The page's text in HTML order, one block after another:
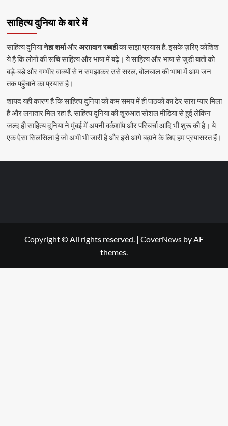
साहित्य दुनिया के बारे में
साहित्य दुनियानेहा शर्माऔरअरग़वान रब्बहीका साझा प्रयास है. इसके ज़रिए कोशिश
ये है कि लोगों की रूचि साहित्य और भाषा में बढ़े। ये साहित्य और भाषा से जुड़ी बातों को
बड़े-बड़े और गम्भीर वाक्यों से न समझाकर उसे सरल, बोलचाल की भाषा में आम जन
तक पहुँचाने का प्रयास है।
शायद यही कारण है कि साहित्य दुनिया को कम समय में ही पाठकों का ढेर सारा प्यार मिला
है और लगातार मिल रहा है. साहित्य दुनिया की शुरुआत सोशल मीडिया से हुई लेकिन
जल्द ही साहित्य दुनिया ने मुंबई में अपनी वर्कशॉप और परिचर्चा आदि भी शुरू की है। ये
एक ऐसा सिलसिला है जो अभी भी जारी है और इसे आगे बढ़ाने के लिए हम प्रयासरत हैं।
Copyright © All rights reserved. | CoverNews by AF
themes.